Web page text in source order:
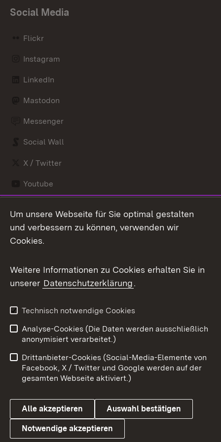
Social Media
Flickr
Instagram
LinkedIn
Mastodon
Messenger
Social Wall
X / Twitter
Youtube
Link zum Landesportal
Impressum
Kontakt
Benutzungshinweise
Um unsere Webseite für Sie optimal gestalten
und verbessern zu können, verwenden wir
Cookies.
Weitere Informationen zu Cookies erhalten Sie in
unserer Datenschutzerklärung.
Technisch notwendige Cookies
Analyse-Cookies (Die Daten werden ausschließlich
anonymisiert verarbeitet.)
Drittanbieter-Cookies (Social-Media-Elemente von
Facebook, X / Twitter und Google werden auf der
gesamten Webseite aktiviert.)
Alle akzeptieren Auswahl bestätigen
Notwendige akzeptieren